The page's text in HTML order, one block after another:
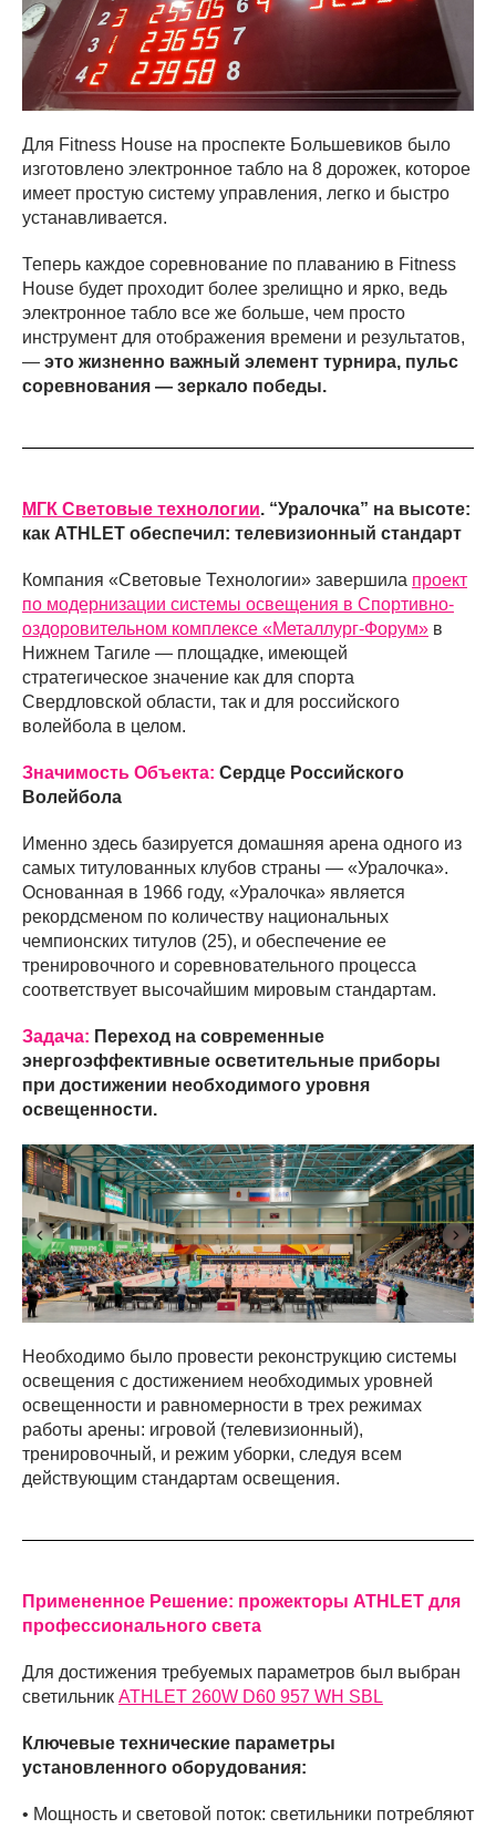
Для Fitness House на проспекте Большевиков было
изготовлено электронное табло на 8 дорожек, которое
имеет простую систему управления, легко и быстро
устанавливается.
Теперь каждое соревнование по плаванию в Fitness
House будет проходит более зрелищно и ярко, ведь
электронное табло все же больше, чем просто
инструмент для отображения времени и результатов,
— это жизненно важный элемент турнира, пульс
соревнования — зеркало победы.
МГК Световые технологии. “Уралочка” на высоте:
как ATHLET обеспечил: телевизионный стандарт
Компания «Световые Технологии» завершила проект
по модернизации системы освещения в Спортивно-
оздоровительном комплексе «Металлург-Форум» в
Нижнем Тагиле — площадке, имеющей
стратегическое значение как для спорта
Свердловской области, так и для российского
волейбола в целом.
Значимость Объекта: Сердце Российского
Волейбола
Именно здесь базируется домашняя арена одного из
самых титулованных клубов страны — «Уралочка».
Основанная в 1966 году, «Уралочка» является
рекордсменом по количеству национальных
чемпионских титулов (25), и обеспечение ее
тренировочного и соревновательного процесса
соответствует высочайшим мировым стандартам.
Задача: Переход на современные
энергоэффективные осветительные приборы
при достижении необходимого уровня
освещенности.
Необходимо было провести реконструкцию системы
освещения с достижением необходимых уровней
освещенности и равномерности в трех режимах
работы арены: игровой (телевизионный),
тренировочный, и режим уборки, следуя всем
действующим стандартам освещения.
Примененное Решение: прожекторы ATHLET для
профессионального света
Для достижения требуемых параметров был выбран
светильник ATHLET 260W D60 957 WH SBL
Ключевые технические параметры
установленного оборудования:
• Мощность и световой поток: светильники потребляют